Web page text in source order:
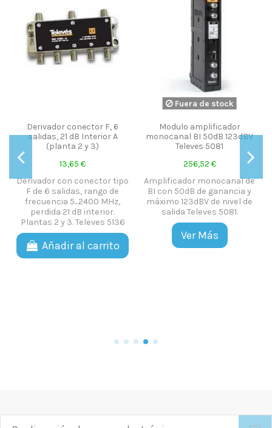
Derivador conector F, 6
salidas, 21 dB Interior A
(planta 2 y 3)
13,65 €
Derivador con conector tipo
F de 6 salidas, rango de
frecuencia 5...2400 MHz,
perdida 21 dB interior.
Plantas 2 y 3. Televes 5136
Añadir al carrito
Fuera de stock
Modulo amplificador
monocanal BI 50dB 123dBV
Televes 5081
256,52 €
Amplificador monocanal de
BI con 50dB de ganancia y
máximo 123dBV de nivel de
salida Televes 5081.
Ver Más